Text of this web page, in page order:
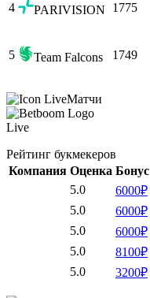
4 PARIVISION 1775
5 Team Falcons 1749
Матчи
Live
Рейтинг букмекеров
Компания Оценка Бонус
5.0
6000₽
5.0
6000₽
5.0
6000₽
5.0
8100₽
5.0
3200₽